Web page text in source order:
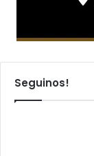
Seguinos!